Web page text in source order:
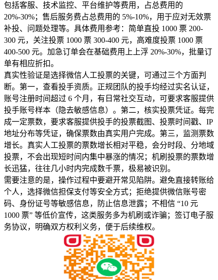
包括客服、技术监控、平台维护等费用，占总费用的
20%-30%；售后服务费占总费用的 5%-10%，用于应对无效票
补投、问题处理等。具体费用参考：简单直投 1000 票 200-
300 元，关注投票 1000 票 300-400 元，高难度投票 1000 票
400-500 元。加急订单会在基础费用上上浮 20%-30%，批量订
单有相应折扣。
真实性验证是选择微信人工投票的关键，可通过三个方面判
断。第一，查看投手资质。正规团队的投手均经过实名认证，
账号注册时间超过 6 个月，有日常社交互动，可要求客服提供
投手账号样本（隐去敏感信息）。第二，核实投票凭证。每完
成一定票数，要求客服提供投手的投票截图、投票时间戳、IP
地址分布等凭证，确保票数由真实用户完成。第三，监测票数
增长。真实人工投票的票数增长相对平稳，会分时段、分地域
投票，不会出现短时间内集中暴涨的情况；机刷投票的票数增
长迅猛，往往几小时内完成数千票，极易被识别。
需要注意的是，操作过程中要避开常见陷阱。避免直接转账给
个人，选择微信担保支付等安全方式；拒绝提供微信账号密
码、身份证号等敏感信息，防止信息泄露；不相信 “10 元
1000 票” 等低价宣传，这类服务多为机刷或诈骗；签订电子服
务协议，明确双方权利义务，便于后续维权。